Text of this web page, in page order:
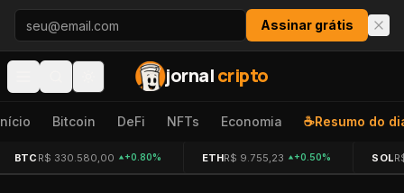
Pular para o conteúdo
Assinar grátis
jornalcripto
Bitcoin DeFi NFTs Economia ☕Resumo do
BTC R$ 330.580,00 +0.80% ETHR$ 9.755,23 +0.50% SOL